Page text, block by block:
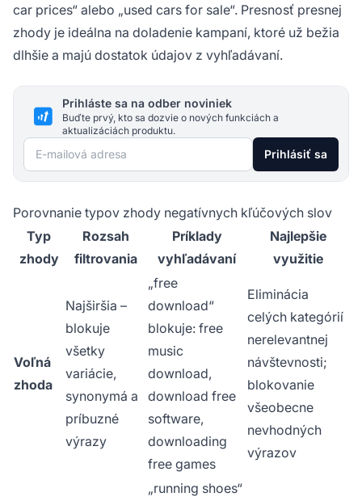
car prices“ alebo „used cars for sale“. Presnosť presnej
zhody je ideálna na doladenie kampaní, ktoré už bežia
dlhšie a majú dostatok údajov z vyhľadávaní.
Prihláste sa na odber noviniek
Buďte prvý, kto sa dozvie o nových funkciách a
aktualizáciách produktu.
E-mailová adresa Prihlásiť sa
Porovnanie typov zhody negatívnych kľúčových slov
Typ
zhody
Rozsah
filtrovania
Príklady
vyhľadávaní
Najlepšie
využitie
Voľná
zhoda
Najširšia –
blokuje
všetky
variácie,
synonymá a
príbuzné
výrazy
„free
download“
blokuje: free
music
download,
download free
software,
downloading
free games
Eliminácia
celých kategórií
nerelevantnej
návštevnosti;
blokovanie
všeobecne
nevhodných
výrazov
„running shoes“